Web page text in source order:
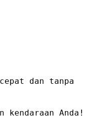
dan tanpa
kendaraan Anda!